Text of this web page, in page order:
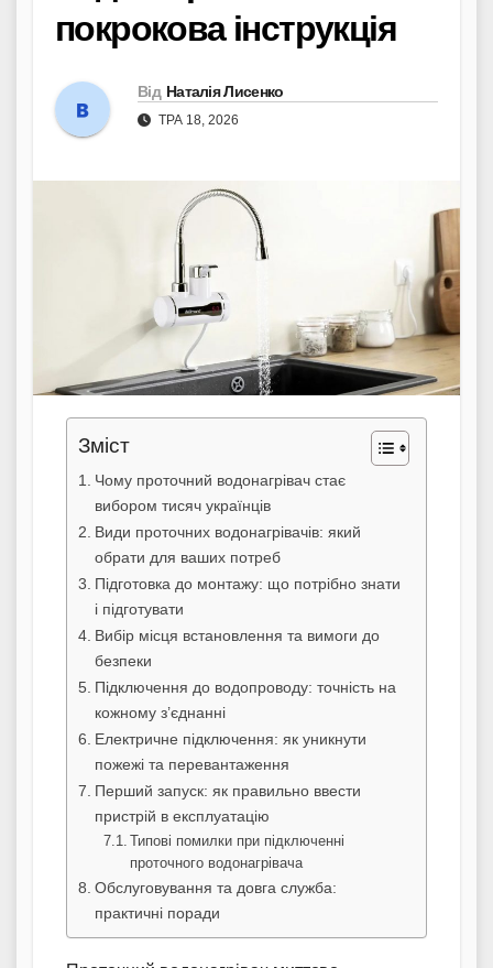
покрокова інструкція
Від Наталія Лисенко
ТРА 18, 2026
Зміст
Чому проточний водонагрівач стає
вибором тисяч українців
Види проточних водонагрівачів: який
обрати для ваших потреб
Підготовка до монтажу: що потрібно знати
і підготувати
Вибір місця встановлення та вимоги до
безпеки
Підключення до водопроводу: точність на
кожному з’єднанні
Електричне підключення: як уникнути
пожежі та перевантаження
Перший запуск: як правильно ввести
пристрій в експлуатацію
Типові помилки при підключенні
проточного водонагрівача
Обслуговування та довга служба:
практичні поради